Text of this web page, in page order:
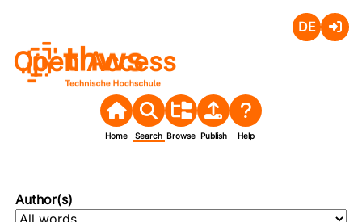
Open Access
Home Search Browse Publish Help
Author(s)